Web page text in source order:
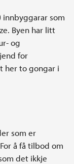
innbyggarar som
Byen har litt
og
for
her to gongar i
som er
å få tilbod om
det ikkje